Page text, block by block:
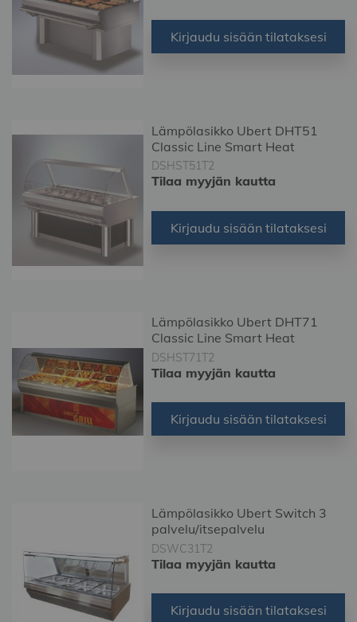
Kirjaudu sisään tilataksesi
Lämpölasikko Ubert DHT51
Classic Line Smart Heat
DSHST51T2
Tilaa myyjän kautta
Kirjaudu sisään tilataksesi
Lämpölasikko Ubert DHT71
Classic Line Smart Heat
DSHST71T2
Tilaa myyjän kautta
Kirjaudu sisään tilataksesi
Lämpölasikko Ubert Switch 3
palvelu/itsepalvelu
DSWC31T2
Tilaa myyjän kautta
Kirjaudu sisään tilataksesi